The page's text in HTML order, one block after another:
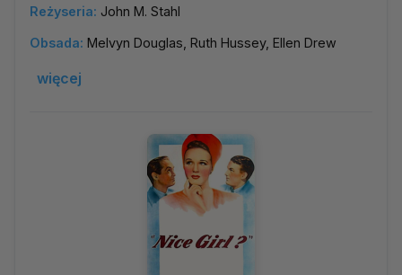
Reżyseria: John M. Stahl
Obsada: Melvyn Douglas, Ruth Hussey, Ellen Drew
więcej